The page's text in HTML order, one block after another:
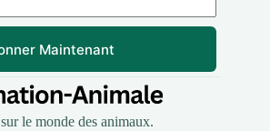
Maintenant
le monde des animaux.